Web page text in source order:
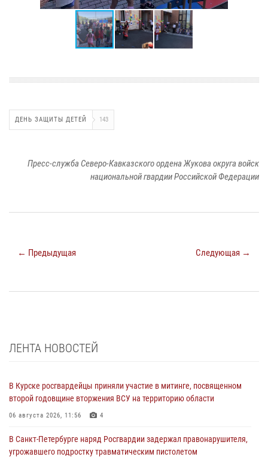
ДЕНЬ ЗАЩИТЫ ДЕТЕЙ 143
Пресс-служба Северо-Кавказского ордена Жукова округа войск
национальной гвардии Российской Федерации
← Предыдущая Следующая →
ЛЕНТА НОВОСТЕЙ
В Курске росгвардейцы приняли участие в митинге, посвященном
второй годовщине вторжения ВСУ на территорию области
06 августа 2026, 11:56 4
В Санкт-Петербурге наряд Росгвардии задержал правонарушителя,
угрожавшего подростку травматическим пистолетом